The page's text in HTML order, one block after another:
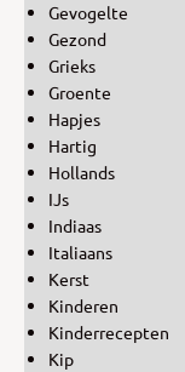
Gevogelte
Gezond
Grieks
Groente
Hapjes
Hartig
Hollands
IJs
Indiaas
Italiaans
Kerst
Kinderen
Kinderrecepten
Kip